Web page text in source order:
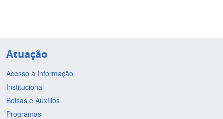
Atuação
Acesso à Informação
Institucional
Bolsas e Auxílios
Programas